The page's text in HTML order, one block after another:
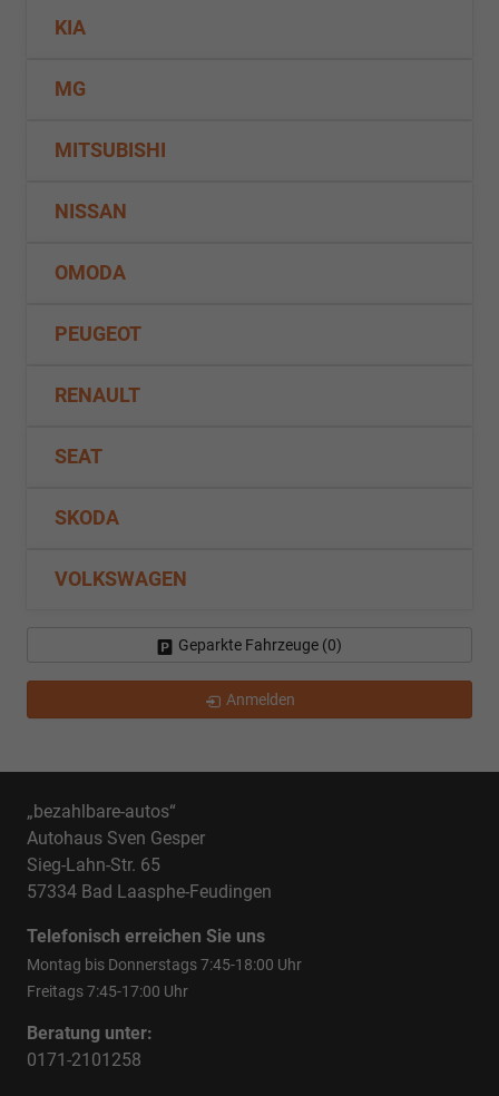
KIA
MG
MITSUBISHI
NISSAN
OMODA
PEUGEOT
RENAULT
SEAT
SKODA
VOLKSWAGEN
Geparkte Fahrzeuge (0)
Anmelden
„bezahlbare-autos“
Autohaus Sven Gesper
Sieg-Lahn-Str. 65
57334 Bad Laasphe-Feudingen
Telefonisch erreichen Sie uns
Montag bis Donnerstags 7:45-18:00 Uhr
Freitags 7:45-17:00 Uhr
Beratung unter:
0171-2101258